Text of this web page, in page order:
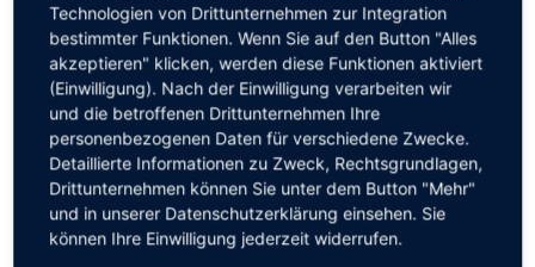
Museen
Technologien von Drittunternehmen zur Integration
bestimmter Funktionen. Wenn Sie auf den Button "Alles
akzeptieren" klicken, werden diese Funktionen aktiviert
(Einwilligung). Nach der Einwilligung verarbeiten wir
und die betroffenen Drittunternehmen Ihre
personenbezogenen Daten für verschiedene Zwecke.
Detaillierte Informationen zu Zweck, Rechtsgrundlagen,
Drittunternehmen können Sie unter dem Button "Mehr"
und in unserer Datenschutzerklärung einsehen. Sie
können Ihre Einwilligung jederzeit widerrufen.